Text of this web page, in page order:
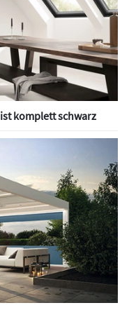
ist komplett schwarz